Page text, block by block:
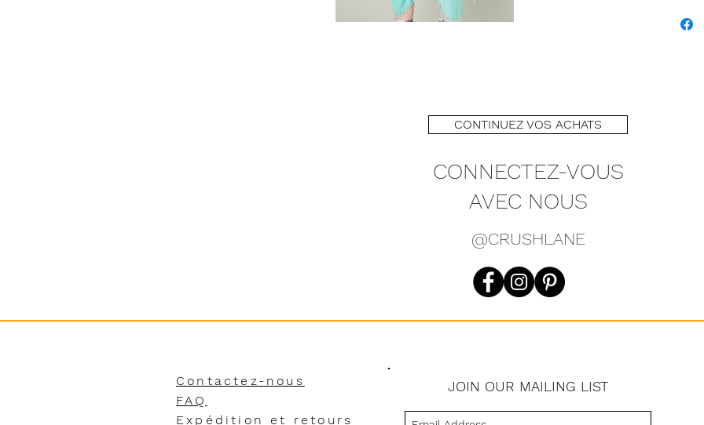
CONTINUEZ VOS ACHATS
CONNECTEZ-VOUS
AVEC NOUS
@CRUSHLANE
Contactez-nous
FAQ
Expédition et retours
JOIN OUR MAILING LIST